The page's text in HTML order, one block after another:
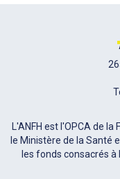
L'ANFH est l'OPCA de
le Ministère de la Santé
les fonds consacrés